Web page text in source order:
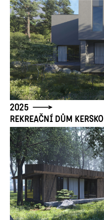
2025
REKREAČNÍ DŮM KERSKO